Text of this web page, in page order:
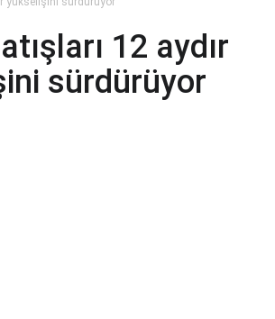
12 aydır
sürdürüyor